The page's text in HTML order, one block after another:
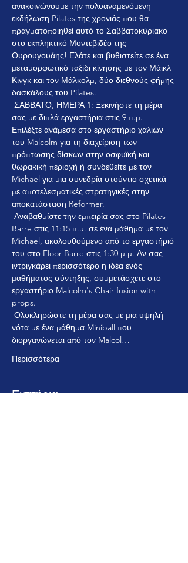
ανακοινώνουμε την πολυαναμενόμενη
εκδήλωση Pilates της χρονιάς που θα
πραγματοποιηθεί αυτό το Σαββατοκύριακο
στο εκπληκτικό Μοντεβιδέο της
Ουρουγουάης! Ελάτε και βυθιστείτε σε ένα
μεταμορφωτικό ταξίδι κίνησης με τον Μάικλ
Κινγκ και τον Μάλκολμ, δύο διεθνούς φήμης
δασκάλους του Pilates.
σας με διπλά εργαστήρια στις 9 π.μ.
Επιλέξτε ανάμεσα στο εργαστήριο χαλιών
του Malcolm για τη διαχείριση των
πρόπτωσης δίσκων στην οσφυϊκή και
θωρακική περιοχή ή συνδεθείτε με τον
Michael για μια συνεδρία στούντιο σχετικά
με αποτελεσματικές στρατηγικές στην
αποκατάσταση Reformer.
Barre στις 11:15 π.μ. σε ένα μάθημα με τον
Michael, ακολουθούμενο από το εργαστήριό
του στο Floor Barre στις 1:30 μ.μ. Αν σας
ιντριγκάρει περισσότερο η ιδέα ενός
μαθήματος σύντηξης, συμμετάσχετε στο
εργαστήριο Malcolm's Chair fusion with
props.
νότα με ένα μάθημα Miniball που
διοργανώνεται από τον Malcol…
Περισσότερα
Εισιτήρια